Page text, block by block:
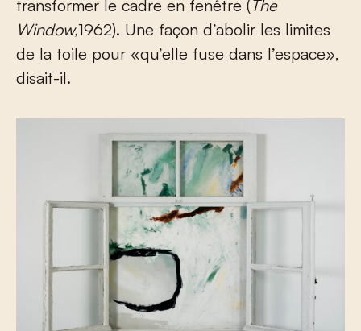
transformer le cadre en fenêtre (The
Window,1962). Une façon d’abolir les limites
de la toile pour «qu’elle fuse dans l’espace»,
disait-il.